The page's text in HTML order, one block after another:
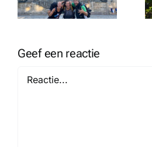
25 km
Geef een reactie
Reactie